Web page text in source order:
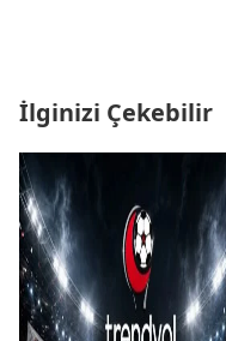
İlginizi Çekebilir